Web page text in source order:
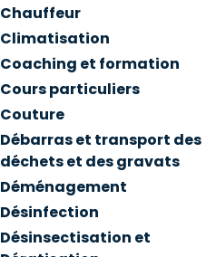
Chauffeur
Climatisation
Coaching et formation
Cours particuliers
Couture
Débarras et transport des
déchets et des gravats
Déménagement
Désinfection
Désinsectisation et